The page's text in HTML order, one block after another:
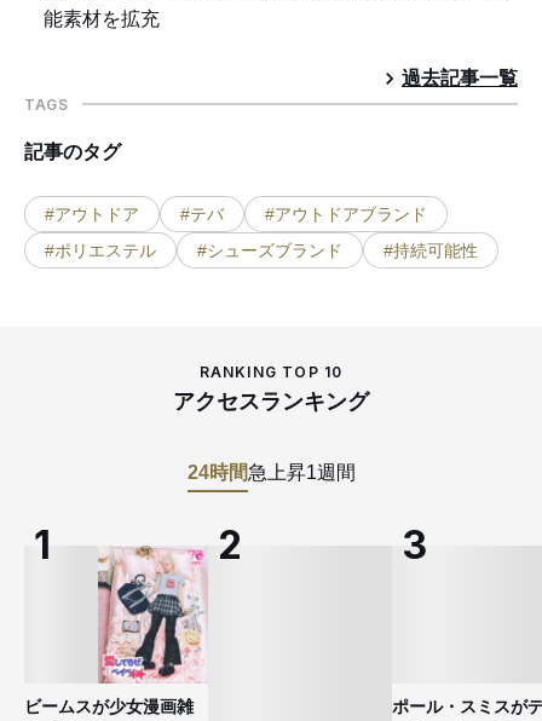
能素材を拡充
過去記事一覧
TAGS
記事のタグ
#アウトドア #テバ
#アウトドアブランド
#ポリエステル
#シューズブランド #持続可能性
RANKING TOP 10
アクセスランキング
24時間急上昇1週間
ビームスが少女漫画雑
ポール・スミスが